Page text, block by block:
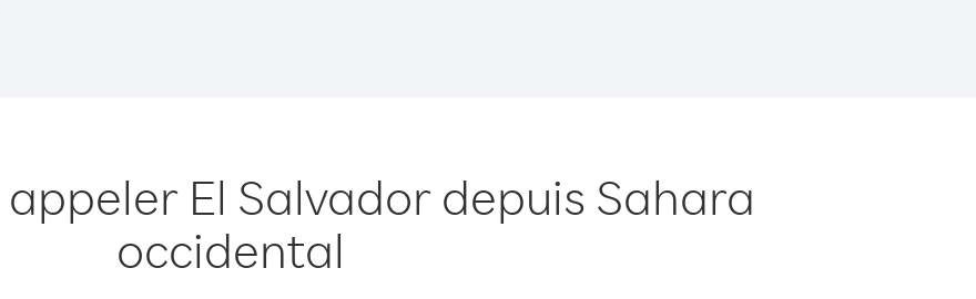
El Salvador depuis Sahara
occidental